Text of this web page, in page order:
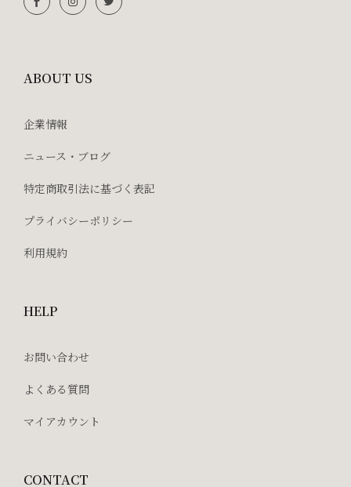
ABOUT US
企業情報
ニュース・ブログ
特定商取引法に基づく表記
プライバシーポリシー
利用規約
HELP
お問い合わせ
よくある質問
マイアカウント
CONTACT